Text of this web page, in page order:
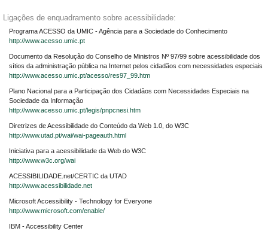
Ligações de enquadramento sobre acessibilidade:
Programa ACESSO da UMIC - Agência para a Sociedade do Conhecimento
http://www.acesso.umic.pt
Documento da Resolução do Conselho de Ministros Nº 97/99 sobre acessibilidade dos
sítios da administração pública na Internet pelos cidadãos com necessidades especiais
http://www.acesso.umic.pt/acesso/res97_99.htm
Plano Nacional para a Participação dos Cidadãos com Necessidades Especiais na
Sociedade da Informação
http://www.acesso.umic.pt/legis/pnpcnesi.htm
Diretrizes de Acessibilidade do Conteúdo da Web 1.0, do W3C
http://www.utad.pt/wai/wai-pageauth.html
Iniciativa para a acessibilidade da Web do W3C
http://www.w3c.org/wai
ACESSIBILIDADE.net/CERTIC da UTAD
http://www.acessibilidade.net
Microsoft Accessibility - Technology for Everyone
http://www.microsoft.com/enable/
IBM - Accessibility Center